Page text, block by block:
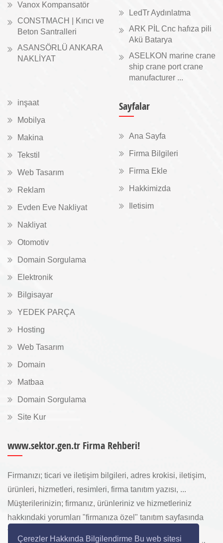
Çerezler Hakkında Bilgilendirme Bu web sitesi
Vanox Kompansatör
CONSTMACH | Kırıcı ve
Beton Santralleri
ASANSÖRLÜ ANKARA
NAKLİYAT
LedTr Aydınlatma
ARK PİL Cnc hafıza pili
Akü Batarya
ASELKON marine crane
ship crane port crane
manufacturer ...
inşaat
Mobilya
Makina
Tekstil
Web Tasarım
Reklam
Evden Eve Nakliyat
Nakliyat
Otomotiv
Domain Sorgulama
Elektronik
Bilgisayar
YEDEK PARÇA
Hosting
Web Tasarım
Domain
Matbaa
Domain Sorgulama
Site Kur
Sayfalar
Ana Sayfa
Firma Bilgileri
Firma Ekle
Hakkimizda
Iletisim
www.sektor.gen.tr Firma Rehberi!
Firmanızı; ticari ve iletişim bilgileri, adres krokisi, iletişim,
ürünleri, hizmetleri, resimleri, firma tanıtım yazısı, ...
Müşterilerinizin; firmanız, ürünleriniz ve hizmetleriniz
hakkındaki yorumları "firmanıza özel" tanıtım sayfasında
toplanarak ürünlerinizi, hizmetlerinizi, internette "sizi